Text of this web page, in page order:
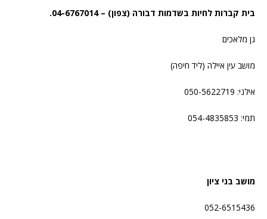
בית קברות לחיות בשדמות דבורה (צפון) – 04-6767014.
גן מלאכים
מושב עין איילה (ליד חיפה)
אילני: 050-5622719
תמי: 054-4835853
מושב בני ציון
052-6515436